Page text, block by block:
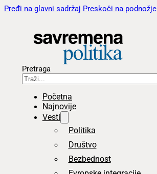
Pređi na glavni sadržaj Preskoči na podnožje
Pretraga
Početna
Najnovije
Vesti
Politika
Društvo
Bezbednost